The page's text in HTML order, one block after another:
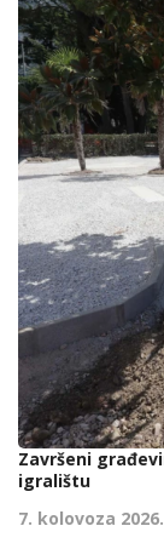
Završeni
igralištu
7. kolovoza 2026.